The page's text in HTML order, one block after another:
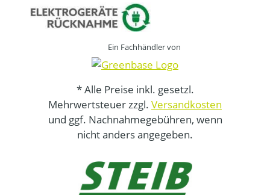
Ein Fachhändler von
* Alle Preise inkl. gesetzl.
Mehrwertsteuer zzgl. Versandkosten
und ggf. Nachnahmegebühren, wenn
nicht anders angegeben.